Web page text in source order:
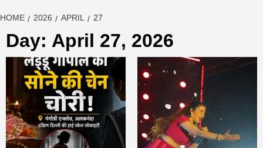
HOME 2026 APRIL 27
Day: April 27, 2026